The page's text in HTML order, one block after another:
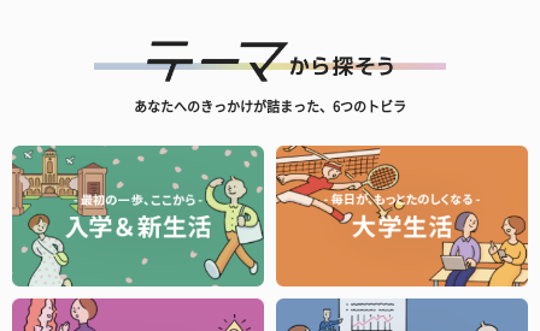
あなたへのきっかけが詰まった、6つのトビラ